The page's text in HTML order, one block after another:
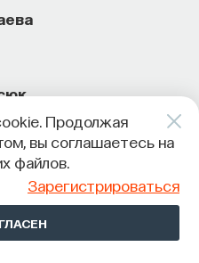
Продолжая
вы соглашаетесь на
файлов.
Зарегистрироваться